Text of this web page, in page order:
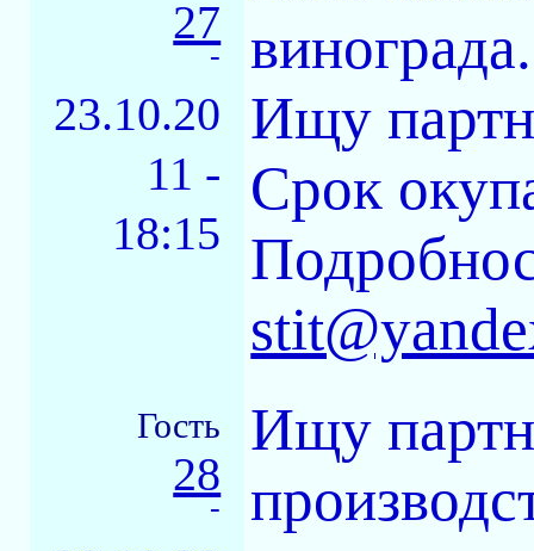
27
-
23.10.20
11 -
18:15
винограда.
Ищу
Срок
Гость
28
-
Ищу